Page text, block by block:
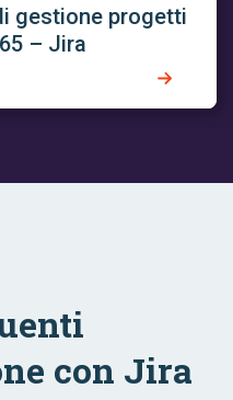
gestione progetti
– Jira
con Jira